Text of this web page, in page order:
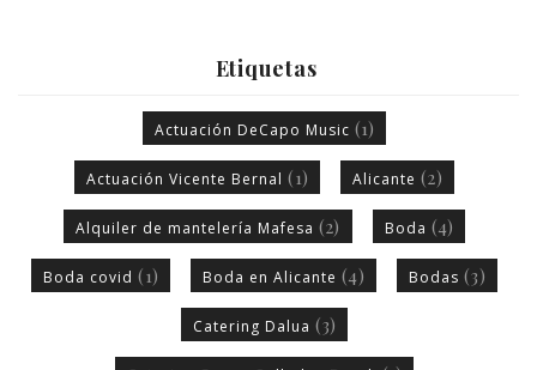
Etiquetas
Actuación DeCapo Music (1)
Actuación Vicente Bernal (1) Alicante (2)
Alquiler de mantelería Mafesa (2) Boda (4)
Boda covid (1) Boda en Alicante (4) Bodas (3)
Catering Dalua (3)